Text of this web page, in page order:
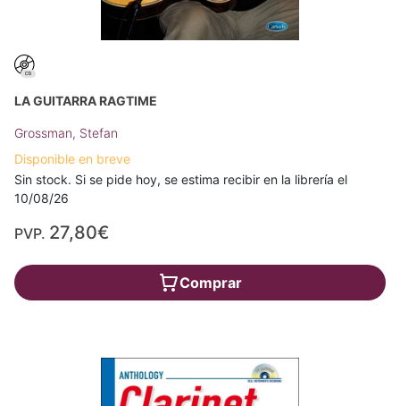
LA GUITARRA RAGTIME
Grossman, Stefan
Disponible en breve
Sin stock. Si se pide hoy, se estima recibir en la librería el
10/08/26
PVP. 27,80€
Comprar